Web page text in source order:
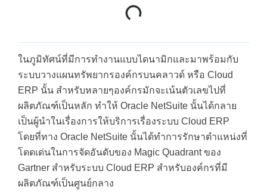
ในภูมิทัศน์ที่มีการทำงานแบบไดนามิกและมาพร้อมกับ
ระบบวางแผนทรัพยากรองค์กรบนคลาวด์ หรือ Cloud
ERP นั้น สำหรับหลายๆองค์กรมักจะเน้นตัวเลขไปที่
ผลิตภัณฑ์เป็นหลัก ทำให้ Oracle NetSuite นั้นได้กลาย
เป็นผู้นำในเรื่องการให้บริการเรื่องระบบ Cloud ERP
โดยที่ทาง Oracle NetSuite นั้นได้ทำการรักษาตำแหน่งที่
โดดเด่นในการจัดอันดับของ Magic Quadrant ของ
Gartner สำหรับระบบ Cloud ERP สำหรับองค์กรที่มี
ผลิตภัณฑ์เป็นศูนย์กลาง